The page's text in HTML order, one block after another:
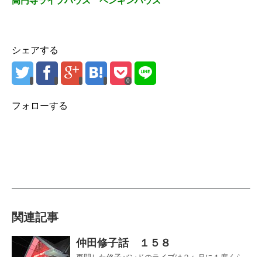
シェアする
0
フォローする
関連記事
仲田修子話 １５８